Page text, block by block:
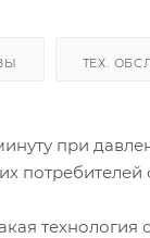
ТЕХ.
при